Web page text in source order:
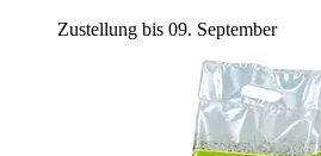
Zustellung bis 09. September